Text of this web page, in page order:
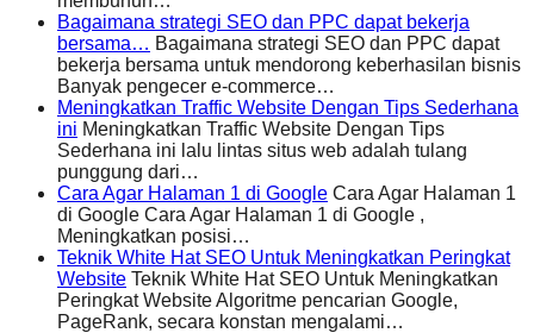
Bagaimana strategi SEO dan PPC dapat bekerja
bersama… Bagaimana strategi SEO dan PPC dapat
bekerja bersama untuk mendorong keberhasilan bisnis
Banyak pengecer e-commerce…
Meningkatkan Traffic Website Dengan Tips Sederhana
ini Meningkatkan Traffic Website Dengan Tips
Sederhana ini lalu lintas situs web adalah tulang
punggung dari…
Cara Agar Halaman 1 di Google Cara Agar Halaman 1
di Google Cara Agar Halaman 1 di Google ,
Meningkatkan posisi…
Teknik White Hat SEO Untuk Meningkatkan Peringkat
Website Teknik White Hat SEO Untuk Meningkatkan
Peringkat Website Algoritme pencarian Google,
PageRank, secara konstan mengalami…